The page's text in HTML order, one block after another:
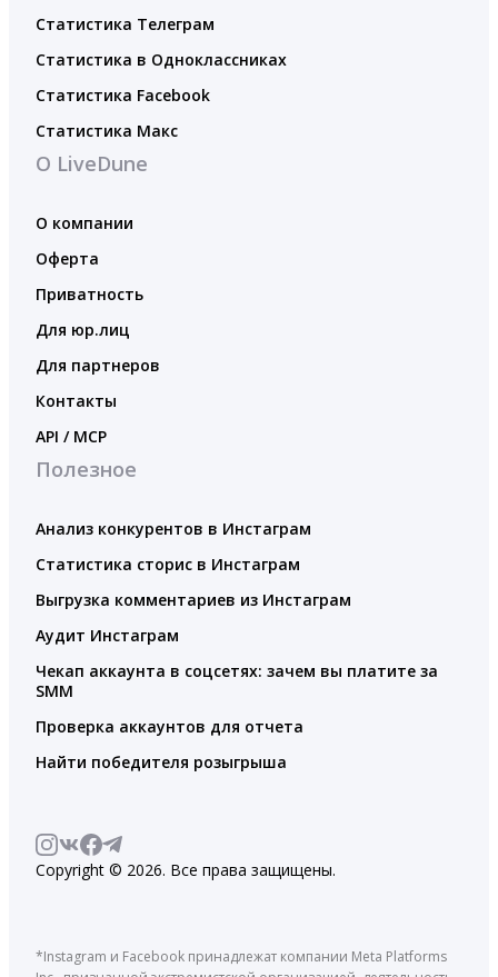
Статистика Телеграм
Статистика в Одноклассниках
Статистика Facebook
Статистика Макс
О LiveDune
О компании
Оферта
Приватность
Для юр.лиц
Для партнеров
Контакты
API / MCP
Полезное
Анализ конкурентов в Инстаграм
Статистика сторис в Инстаграм
Выгрузка комментариев из Инстаграм
Аудит Инстаграм
Чекап аккаунта в соцсетях: зачем вы платите за
SMM
Проверка аккаунтов для отчета
Найти победителя розыгрыша
Copyright © 2026. Все права защищены.
*Instagram и Facebook принадлежат компании Meta Platforms